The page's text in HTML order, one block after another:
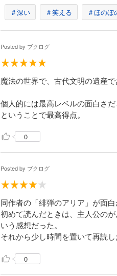
＃深い ＃笑える ＃ほのぼ
Posted by ブクログ
魔法の世界で、古代文明の遺産
個人的には最高レベルの面白さだ
ということで最高得点。
0
Posted by ブクログ
同作者の「緋弾のアリア」が面白
初めて読んだときは、主人公の
いう感想だった。
それから少し時間を置いて再読
0